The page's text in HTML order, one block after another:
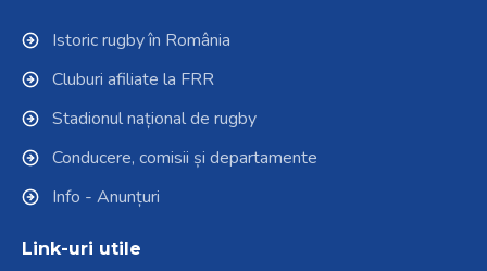
Istoric rugby în România
Cluburi afiliate la FRR
Stadionul național de rugby
Conducere, comisii și departamente
Info - Anunțuri
Link-uri utile